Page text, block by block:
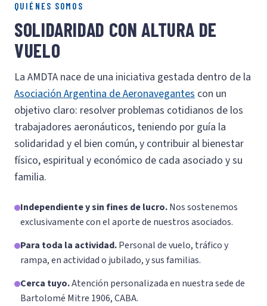
QUIÉNES SOMOS
SOLIDARIDAD CON ALTURA DE
VUELO
La AMDTA nace de una iniciativa gestada dentro de la
Asociación Argentina de Aeronavegantes con un
objetivo claro: resolver problemas cotidianos de los
trabajadores aeronáuticos, teniendo por guía la
solidaridad y el bien común, y contribuir al bienestar
físico, espiritual y económico de cada asociado y su
familia.
Independiente y sin fines de lucro.Nos sostenemos
exclusivamente con el aporte de nuestros asociados.
Para toda la actividad.Personal de vuelo, tráfico y
rampa, en actividad o jubilado, y sus familias.
Cerca tuyo.Atención personalizada en nuestra sede de
Bartolomé Mitre 1906, CABA.